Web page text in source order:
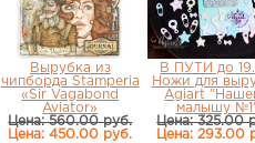
Вырубка из
чипборда Stamperia
«Sir Vagabond
Aviator»
Цена: 560.00 руб.
Цена: 450.00 руб.
В ПУТИ до
Ножи для
Agiart
малышу
Цена: 325.00
Цена: 293.00